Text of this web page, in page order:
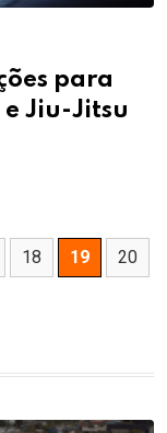
para
e Jiu-Jitsu
18 19
20